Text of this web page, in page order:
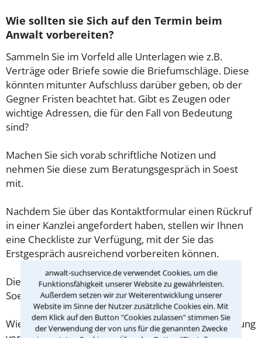
anwalt-suchservice.de verwendet Cookies, um die
Funktionsfähigkeit unserer Website zu gewährleisten.
Außerdem setzen wir zur Weiterentwicklung unserer
Website im Sinne der Nutzer zusätzliche Cookies ein. Mit
dem Klick auf den Button "Cookies zulassen" stimmen Sie
der Verwendung der von uns für die genannten Zwecke
Wie sollten sie Sich auf den Termin beim
Anwalt vorbereiten?
Sammeln Sie im Vorfeld alle Unterlagen wie z.B.
Verträge oder Briefe sowie die Briefumschläge. Diese
könnten mitunter Aufschluss darüber geben, ob der
Gegner Fristen beachtet hat. Gibt es Zeugen oder
wichtige Adressen, die für den Fall von Bedeutung
sind?
Machen Sie sich vorab schriftliche Notizen und
nehmen Sie diese zum Beratungsgespräch in Soest
mit.
Nachdem Sie über das Kontaktformular einen Rückruf
in einer Kanzlei angefordert haben, stellen wir Ihnen
eine Checkliste zur Verfügung, mit der Sie das
Erstgespräch ausreichend vorbereiten können.
Die Kosten eines Anwalts für Vorsorgevollmacht in
Soest sind oft geringer als gedacht!
Wieviel ein Rechtsanwalt in Soest für eine Erstberatung